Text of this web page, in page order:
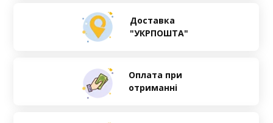
Оплата при
отриманні
Доставка
"УКРПОШТА"